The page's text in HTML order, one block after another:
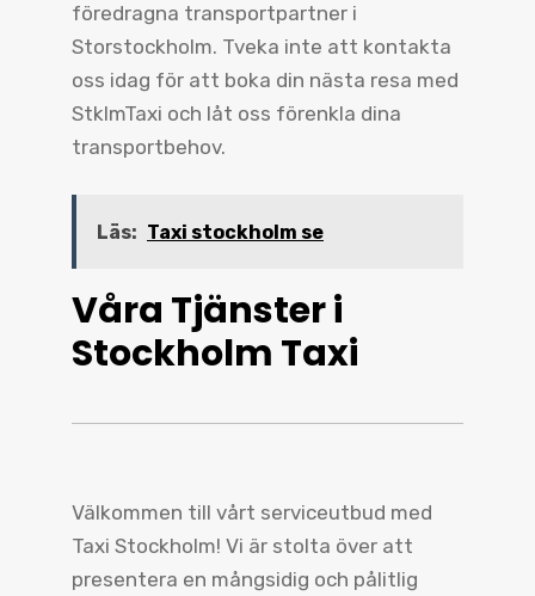
föredragna transportpartner i
Storstockholm. Tveka inte att kontakta
oss idag för att boka din nästa resa med
StklmTaxi och låt oss förenkla dina
transportbehov.
Läs: Taxi stockholm se
Våra Tjänster i
Stockholm Taxi
Välkommen till vårt serviceutbud med
Taxi Stockholm! Vi är stolta över att
presentera en mångsidig och pålitlig